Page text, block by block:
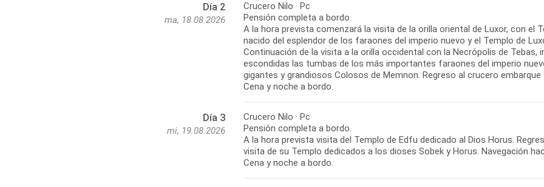
Día 2
ma, 18.08.2026
Crucero Nilo · Pc
Pensión completa a bordo.
A la hora prevista comenzará la visita de la orilla oriental de Luxor, con el
nacido del esplendor de los faraones del imperio nuevo y el Templo de
Continuación de la visita a la orilla occidental con la Necrópolis de Tebas,
escondidas las tumbas de los más importantes faraones del imperio
gigantes y grandiosos Colosos de Memnon. Regreso al crucero embarque
Cena y noche a bordo.
Día 3
mi, 19.08.2026
Crucero Nilo · Pc
Pensión completa a bordo.
A la hora prevista visita del Templo de Edfu dedicado al Dios Horus.
visita de su Templo dedicados a los dioses Sobek y Horus. Navegación
Cena y noche a bordo.